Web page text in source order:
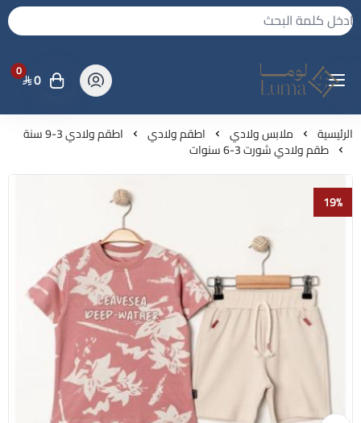
لوما - بجامه واكثر
0 0
الرئيسية ملابس ولادي اطقم ولادي اطقم ولادي 3-9 سنة
طقم ولادي شورت 3-6 سنوات
19%